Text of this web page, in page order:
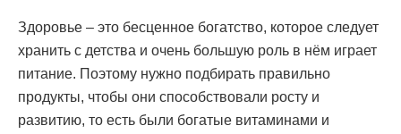
Здоровье – это бесценное богатство, которое следует
хранить с детства и очень большую роль в нём играет
питание. Поэтому нужно подбирать правильно
продукты, чтобы они способствовали росту и
развитию, то есть были богатые витаминами и